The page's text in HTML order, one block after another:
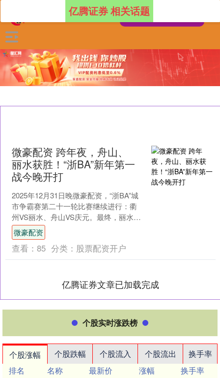
亿腾证券 相关话题
微豪配资 跨年夜，舟山、
丽水获胜！“浙BA”新年第一
战今晚开打
2025年12月31日晚微豪配资，“浙BA”城
市争霸赛第二十一轮比赛继续进行：衢
州VS丽水、舟山VS庆元。最终，丽水、
舟山获胜。两场激战为2025年的“浙
BA”....
微豪配资
查看： 85 分类： 股票配资开户
亿腾证券文章已加载完成
个股实时涨跌榜
个股涨幅 个股跌幅 个股流入 个股流出
换手率
排名
名称 最新价 涨幅
换手率